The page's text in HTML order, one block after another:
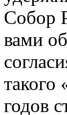
Собор
вами
такого
годов